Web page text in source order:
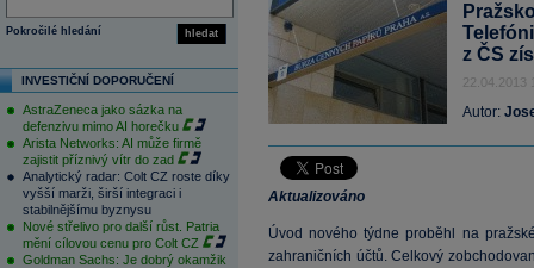
hledat
Pokročilé hledání
INVESTIČNÍ DOPORUČENÍ
AstraZeneca jako sázka na
defenzivu mimo AI horečku
Arista Networks: AI může firmě
zajistit příznivý vítr do zad
Analytický radar: Colt CZ roste díky
vyšší marži, širší integraci i
stabilnějšímu byznysu
Nové střelivo pro další růst. Patria
mění cílovou cenu pro Colt CZ
Goldman Sachs: Je dobrý okamžik
z ČS
22.04.2013
Autor:
Aktualizováno
Úvod nového týdne proběhl na
zahraničních účtů. Celkový